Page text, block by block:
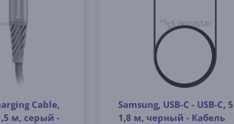
Cable,
м, серый -
Samsung, USB-C - USB-C,
1,8 м, черный - Кабель